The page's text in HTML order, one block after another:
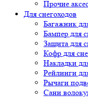
Прочие
Для снегоходов
Багажник
Бампер для
Защита для
Кофр для
Накладки
Рейлинги
Рычаги
Сани